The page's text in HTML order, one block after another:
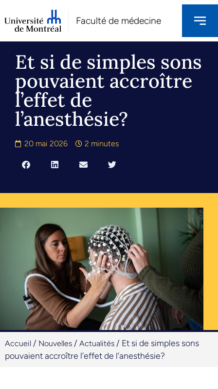
Faculté de médecine
Et si de simples sons
pouvaient accroître
l’effet de
l’anesthésie?
20 mai 2026 2 minutes
Accueil / Nouvelles / Actualités / Et si de simples sons
pouvaient accroître l’effet de l’anesthésie?